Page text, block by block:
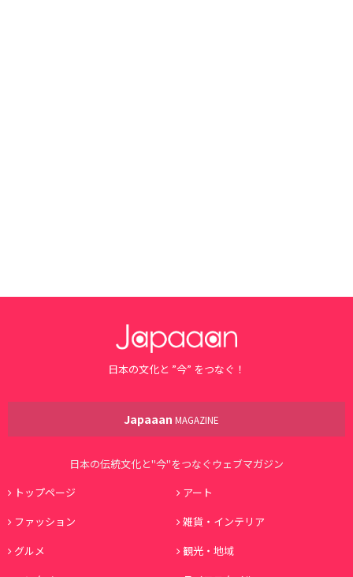
日本の文化と ”今” をつなぐ！
Japaaan MAGAZINE
日本の伝統文化と"今"をつなぐウェブマガジン
トップページ
アート
ファッション
雑貨・インテリア
グルメ
観光・地域